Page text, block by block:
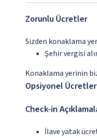
Zorunlu Ücretler
Sizden konaklama
Şehir vergisi
Konaklama yerinin
Opsiyonel Ücretler
Check-in
İlave yatak